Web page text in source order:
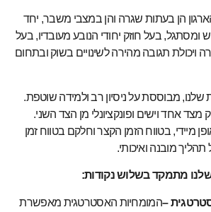
הן בעתות שגרה והן במצבי משבר, יחד
ומסתגל, בעל חוזק יחודי הנובע מעובדיו, בעל
ויכולת תגובה מהירה לשינויים בשוק ובתחום
שלנו, מבוססת על ניסיון רב ולמידה שוטפת.
מצד אחד וישים ופונקציונלי מן הצד השני.
מיידי, בטווח הזמן הקצר וחלקם בטווח זמן
מובנה ואיכותי.
שלנו מתמקד בשלוש נקודות:
–המומחיות האסטרטגית מאפשרת